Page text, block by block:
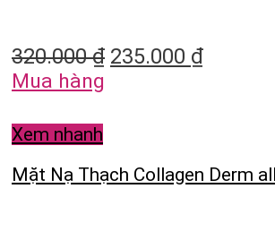
320.000₫ 235.000 ₫
Mua hàng
Xem nhanh
Mặt Nạ Thạch Collagen Derm